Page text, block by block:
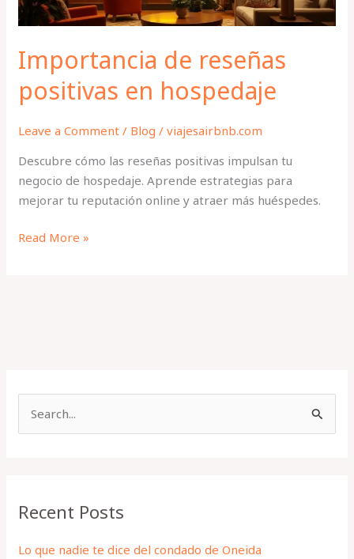
Importancia de reseñas
positivas en hospedaje
Leave a Comment / Blog /viajesairbnb.com
Descubre cómo las reseñas positivas impulsan tu
negocio de hospedaje. Aprende estrategias para
mejorar tu reputación online y atraer más huéspedes.
Read More »
c
Recent Posts
Lo que nadie te dice del condado de Oneida